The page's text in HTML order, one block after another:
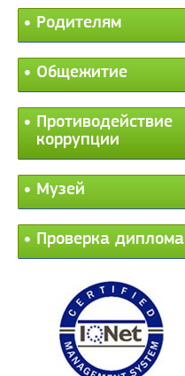
Родителям
Общежитие
Противодействие
коррупции
Музей
Проверка диплома